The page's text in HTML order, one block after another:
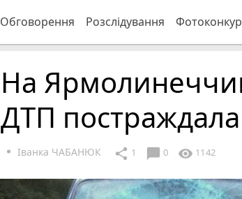
Обговорення Розслідування
На
ДТП постраждала
Іванка ЧАБАНЮК share 1 chat_bubble 0 visibility 1142